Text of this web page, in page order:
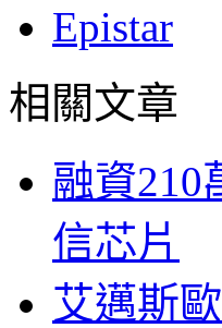
Epistar
相關文章
融資210
信芯片
艾邁斯